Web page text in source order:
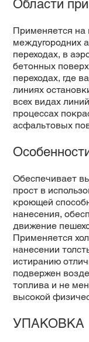
Области
Применяется на
междугородних
переходах, в
бетонных
переходах, где
линиях
всех видах
процессах
асфальтовых
Обеспечивает
прост в
кроющей
нанесения,
движение
Применяется
нанесении
истиранию
подвержен
топлива и не
высокой
УПАКОВКА